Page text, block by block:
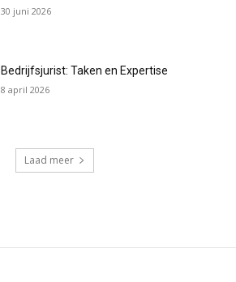
30 juni 2026
Bedrijfsjurist: Taken en Expertise
8 april 2026
Laad meer